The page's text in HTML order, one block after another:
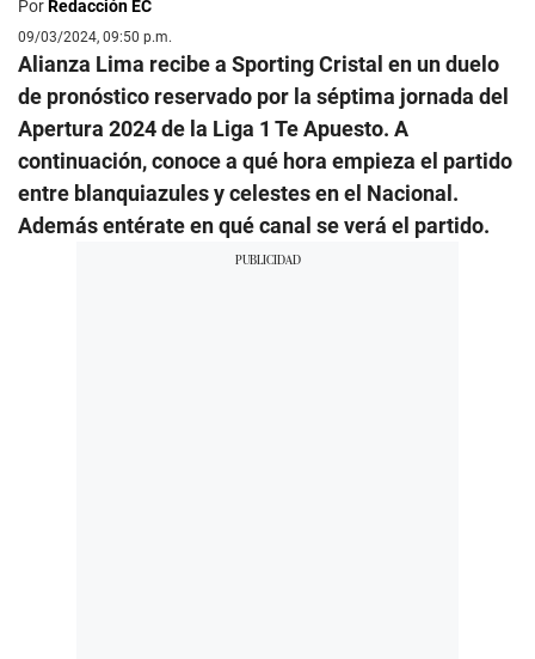
PorRedacción EC
09/03/2024, 09:50 p.m.
Alianza Lima recibe a Sporting Cristal en un duelo
de pronóstico reservado por la séptima jornada del
Apertura 2024 de la Liga 1 Te Apuesto. A
continuación, conoce a qué hora empieza el partido
entre blanquiazules y celestes en el Nacional.
Además entérate en qué canal se verá el partido.